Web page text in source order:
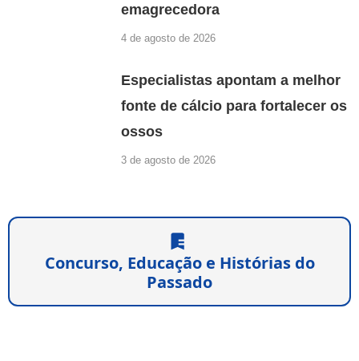
emagrecedora
4 de agosto de 2026
Especialistas apontam a melhor
fonte de cálcio para fortalecer os
ossos
3 de agosto de 2026
Concurso, Educação e Histórias do
Passado